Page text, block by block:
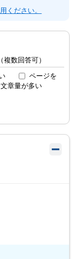
ください。
数回答可）
ページを
文章量が多い